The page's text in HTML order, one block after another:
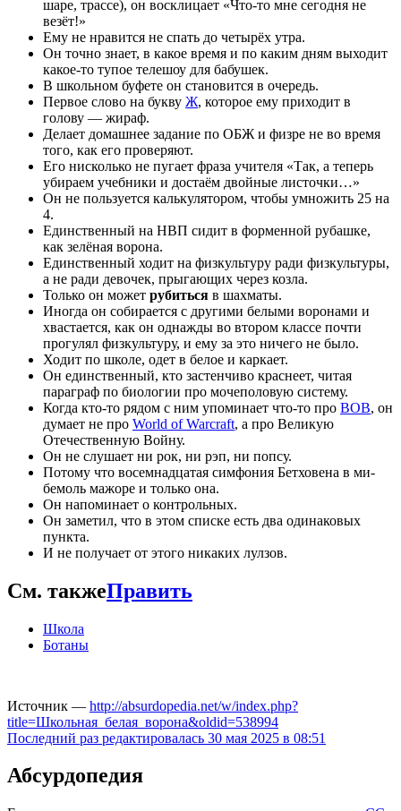
шаре, трассе), он восклицает «Что-то мне сегодня не
везёт!»
Ему не нравится не спать до четырёх утра.
Он точно знает, в какое время и по каким дням выходит
какое-то тупое телешоу для бабушек.
В школьном буфете он становится в очередь.
Первое слово на букву Ж, которое ему приходит в
голову — жираф.
Делает домашнее задание по ОБЖ и физре не во время
того, как его проверяют.
Его нисколько не пугает фраза учителя «Так, а теперь
убираем учебники и достаём двойные листочки…»
Он не пользуется калькулятором, чтобы умножить 25 на
4.
Единственный на НВП сидит в форменной рубашке,
как зелёная ворона.
Единственный ходит на физкультуру ради физкультуры,
а не ради девочек, прыгающих через козла.
Только он может рубиться в шахматы.
Иногда он собирается с другими белыми воронами и
хвастается, как он однажды во втором классе почти
прогулял физкультуру, и ему за это ничего не было.
Ходит по школе, одет в белое и каркает.
Он единственный, кто застенчиво краснеет, читая
параграф по биологии про мочеполовую систему.
Когда кто-то рядом с ним упоминает что-то про ВОВ, он
думает не про World of Warcraft, а про Великую
Отечественную Войну.
Он не слушает ни рок, ни рэп, ни попсу.
Потому что восемнадцатая симфония Бетховена в ми-
бемоль мажоре и только она.
Он напоминает о контрольных.
Он заметил, что в этом списке есть два одинаковых
пункта.
И не получает от этого никаких лулзов.
См. такжеПравить
Школа
Ботаны
Источник — http://absurdopedia.net/w/index.php?
title=Школьная_белая_ворона&oldid=538994
Последний раз редактировалась 30 мая 2025 в 08:51
Абсурдопедия